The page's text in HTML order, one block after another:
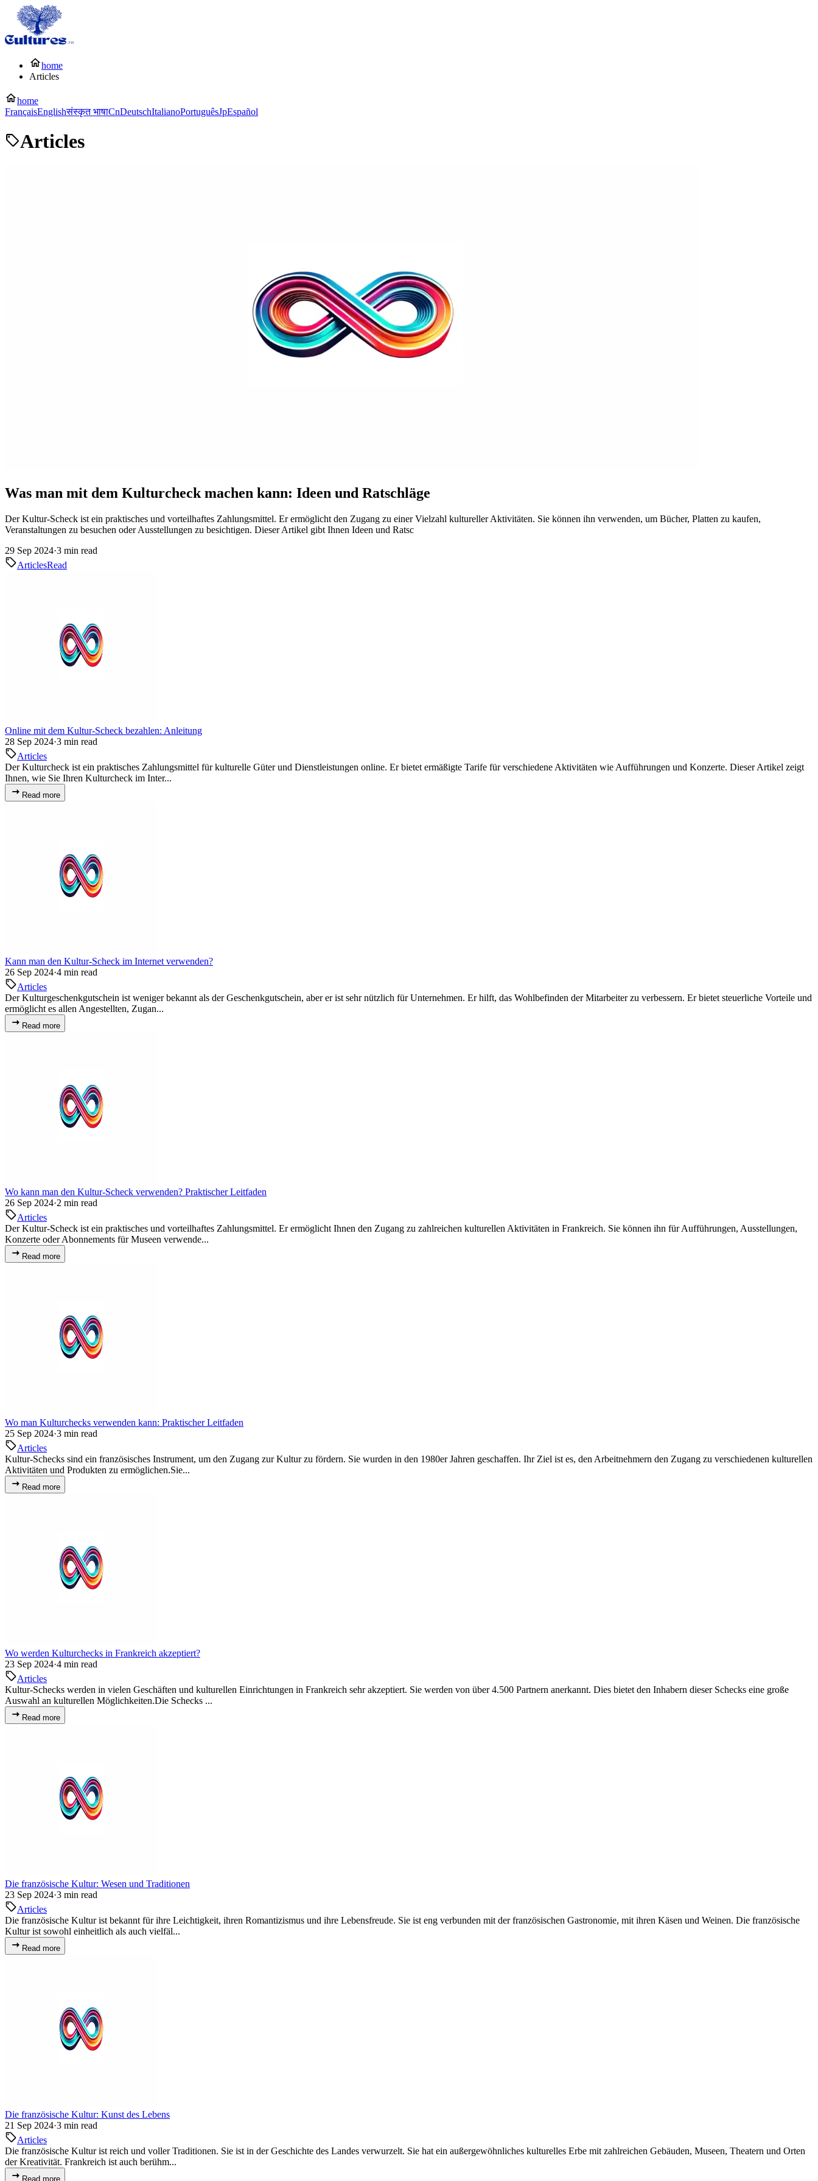
home
Articles
home
FrançaisEnglishसंस्कृत भाषाCnDeutschItalianoPortuguêsJpEspañol
Articles
Was man mit dem Kulturcheck machen kann: Ideen und Ratschläge
Der Kultur-Scheck ist ein praktisches und vorteilhaftes Zahlungsmittel. Er ermöglicht den Zugang zu einer Vielzahl kultureller Aktivitäten. Sie können ihn verwenden, um Bücher, Platten zu kaufen,
Veranstaltungen zu besuchen oder Ausstellungen zu besichtigen. Dieser Artikel gibt Ihnen Ideen und Ratsc
29 Sep 2024·3 min read
ArticlesRead
Online mit dem Kultur-Scheck bezahlen: Anleitung
28 Sep 2024·3 min read
Articles
Der Kulturcheck ist ein praktisches Zahlungsmittel für kulturelle Güter und Dienstleistungen online. Er bietet ermäßigte Tarife für verschiedene Aktivitäten wie Aufführungen und Konzerte. Dieser Artikel zeigt
Ihnen, wie Sie Ihren Kulturcheck im Inter...
Read more
Kann man den Kultur-Scheck im Internet verwenden?
26 Sep 2024·4 min read
Articles
Der Kulturgeschenkgutschein ist weniger bekannt als der Geschenkgutschein, aber er ist sehr nützlich für Unternehmen. Er hilft, das Wohlbefinden der Mitarbeiter zu verbessern. Er bietet steuerliche Vorteile und
ermöglicht es allen Angestellten, Zugan...
Read more
Wo kann man den Kultur-Scheck verwenden? Praktischer Leitfaden
26 Sep 2024·2 min read
Articles
Der Kultur-Scheck ist ein praktisches und vorteilhaftes Zahlungsmittel. Er ermöglicht Ihnen den Zugang zu zahlreichen kulturellen Aktivitäten in Frankreich. Sie können ihn für Aufführungen, Ausstellungen,
Konzerte oder Abonnements für Museen verwende...
Read more
Wo man Kulturchecks verwenden kann: Praktischer Leitfaden
25 Sep 2024·3 min read
Articles
Kultur-Schecks sind ein französisches Instrument, um den Zugang zur Kultur zu fördern. Sie wurden in den 1980er Jahren geschaffen. Ihr Ziel ist es, den Arbeitnehmern den Zugang zu verschiedenen kulturellen
Aktivitäten und Produkten zu ermöglichen.Sie...
Read more
Wo werden Kulturchecks in Frankreich akzeptiert?
23 Sep 2024·4 min read
Articles
Kultur-Schecks werden in vielen Geschäften und kulturellen Einrichtungen in Frankreich sehr akzeptiert. Sie werden von über 4.500 Partnern anerkannt. Dies bietet den Inhabern dieser Schecks eine große
Auswahl an kulturellen Möglichkeiten.Die Schecks ...
Read more
Die französische Kultur: Wesen und Traditionen
23 Sep 2024·3 min read
Articles
Die französische Kultur ist bekannt für ihre Leichtigkeit, ihren Romantizismus und ihre Lebensfreude. Sie ist eng verbunden mit der französischen Gastronomie, mit ihren Käsen und Weinen. Die französische
Kultur ist sowohl einheitlich als auch vielfäl...
Read more
Die französische Kultur: Kunst des Lebens
21 Sep 2024·3 min read
Articles
Die französische Kultur ist reich und voller Traditionen. Sie ist in der Geschichte des Landes verwurzelt. Sie hat ein außergewöhnliches kulturelles Erbe mit zahlreichen Gebäuden, Museen, Theatern und Orten
der Kreativität. Frankreich ist auch berühm...
Read more